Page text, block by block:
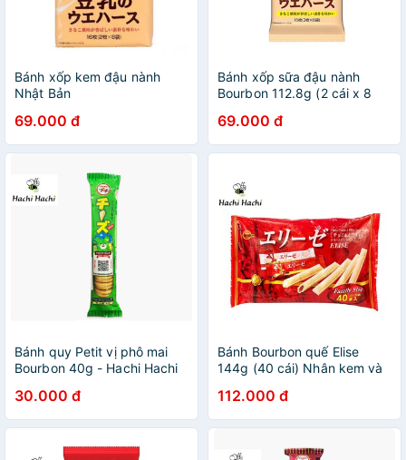
Bánh xốp kem đậu nành
Nhật Bản
69.000 đ
Bánh xốp sữa đậu nành
Bourbon 112.8g (2 cái x 8
Shop
69.000 đ
Bánh quy Petit vị phô mai
Bourbon 40g - Hachi Hachi
30.000 đ
Bánh Bourbon quế Elise
144g (40 cái) Nhân kem và
Shop
112.000 đ